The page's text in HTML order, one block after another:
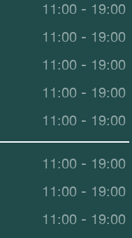
11:00 - 19:00
11:00 - 19:00
11:00 - 19:00
11:00 - 19:00
11:00 - 19:00
11:00 - 19:00
11:00 - 19:00
11:00 - 19:00